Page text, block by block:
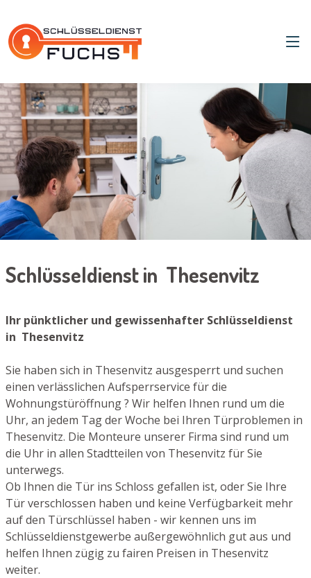
Schlüsseldienst in Thesenvitz
Ihr pünktlicher und gewissenhafter Schlüsseldienst
in Thesenvitz
Sie haben sich in Thesenvitz ausgesperrt und suchen
einen verlässlichen Aufsperrservice für die
Wohnungstüröffnung ? Wir helfen Ihnen rund um die
Uhr, an jedem Tag der Woche bei Ihren Türproblemen in
Thesenvitz. Die Monteure unserer Firma sind rund um
die Uhr in allen Stadtteilen von Thesenvitz für Sie
unterwegs.
Ob Ihnen die Tür ins Schloss gefallen ist, oder Sie Ihre
Tür verschlossen haben und keine Verfügbarkeit mehr
auf den Türschlüssel haben - wir kennen uns im
Schlüsseldienstgewerbe außergewöhnlich gut aus und
helfen Ihnen zügig zu fairen Preisen in Thesenvitz
weiter.